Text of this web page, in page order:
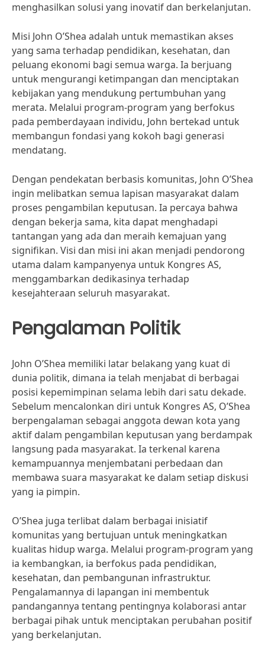
menghasilkan solusi yang inovatif dan berkelanjutan.
Misi John O’Shea adalah untuk memastikan akses
yang sama terhadap pendidikan, kesehatan, dan
peluang ekonomi bagi semua warga. Ia berjuang
untuk mengurangi ketimpangan dan menciptakan
kebijakan yang mendukung pertumbuhan yang
merata. Melalui program-program yang berfokus
pada pemberdayaan individu, John bertekad untuk
membangun fondasi yang kokoh bagi generasi
mendatang.
Dengan pendekatan berbasis komunitas, John O’Shea
ingin melibatkan semua lapisan masyarakat dalam
proses pengambilan keputusan. Ia percaya bahwa
dengan bekerja sama, kita dapat menghadapi
tantangan yang ada dan meraih kemajuan yang
signifikan. Visi dan misi ini akan menjadi pendorong
utama dalam kampanyenya untuk Kongres AS,
menggambarkan dedikasinya terhadap
kesejahteraan seluruh masyarakat.
Pengalaman Politik
John O’Shea memiliki latar belakang yang kuat di
dunia politik, dimana ia telah menjabat di berbagai
posisi kepemimpinan selama lebih dari satu dekade.
Sebelum mencalonkan diri untuk Kongres AS, O’Shea
berpengalaman sebagai anggota dewan kota yang
aktif dalam pengambilan keputusan yang berdampak
langsung pada masyarakat. Ia terkenal karena
kemampuannya menjembatani perbedaan dan
membawa suara masyarakat ke dalam setiap diskusi
yang ia pimpin.
O’Shea juga terlibat dalam berbagai inisiatif
komunitas yang bertujuan untuk meningkatkan
kualitas hidup warga. Melalui program-program yang
ia kembangkan, ia berfokus pada pendidikan,
kesehatan, dan pembangunan infrastruktur.
Pengalamannya di lapangan ini membentuk
pandangannya tentang pentingnya kolaborasi antar
berbagai pihak untuk menciptakan perubahan positif
yang berkelanjutan.